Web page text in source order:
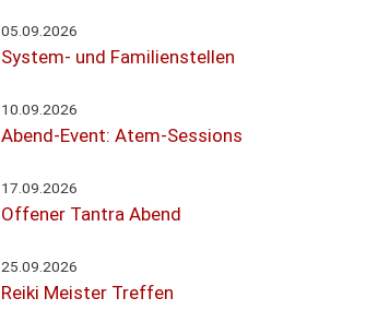
05.09.2026
System- und Familienstellen
10.09.2026
Abend-Event: Atem-Sessions
17.09.2026
Offener Tantra Abend
25.09.2026
Reiki Meister Treffen